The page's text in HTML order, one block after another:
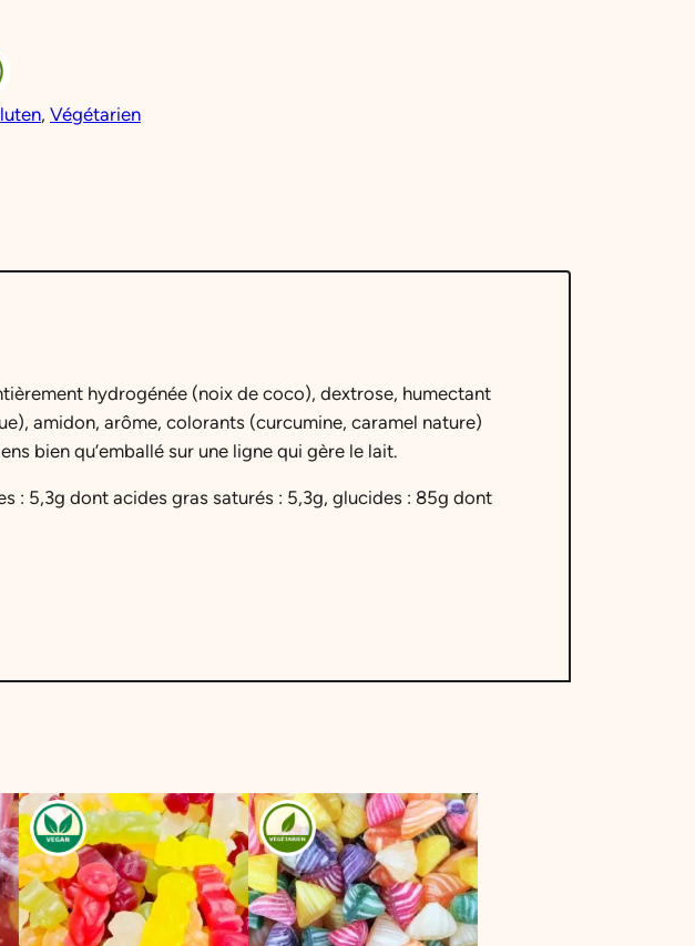
, Végétarien
hydrogénée (noix de coco), dextrose, humectant
amidon, arôme, colorants (curcumine, caramel nature)
bien qu’emballé sur une ligne qui gère le lait.
: 5,3g dont acides gras saturés : 5,3g, glucides : 85g dont